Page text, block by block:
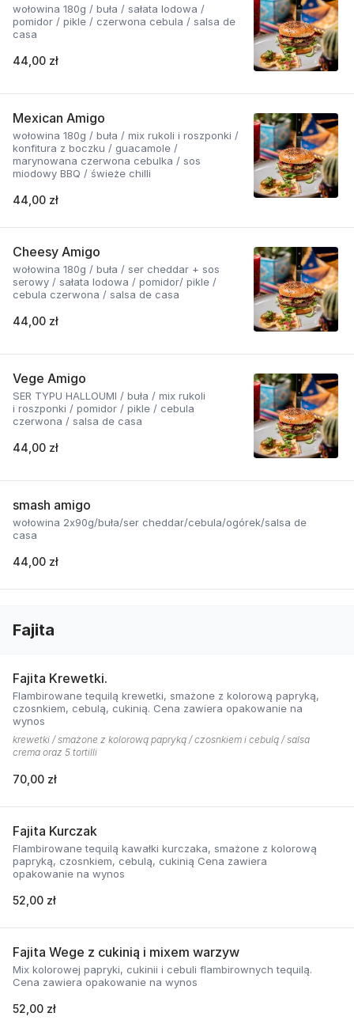
wołowina 180g / buła / sałata lodowa /
pomidor / pikle / czerwona cebula / salsa de
casa
44,00 zł
Mexican Amigo
wołowina 180g / buła / mix rukoli i roszponki /
konfitura z boczku / guacamole /
marynowana czerwona cebulka / sos
miodowy BBQ / świeże chilli
44,00 zł
Cheesy Amigo
wołowina 180g / buła / ser cheddar + sos
serowy / sałata lodowa / pomidor/ pikle /
cebula czerwona / salsa de casa
44,00 zł
Vege Amigo
SER TYPU HALLOUMI / buła / mix rukoli
i roszponki / pomidor / pikle / cebula
czerwona / salsa de casa
44,00 zł
smash amigo
wołowina 2x90g/buła/ser cheddar/cebula/ogórek/salsa de
casa
44,00 zł
Fajita
Fajita Krewetki.
Flambirowane tequilą krewetki, smażone z kolorową papryką,
czosnkiem, cebulą, cukinią. Cena zawiera opakowanie na
wynos
krewetki / smażone z kolorową papryką / czosnkiem i cebulą / salsa
crema oraz 5 tortilli
70,00 zł
Fajita Kurczak
Flambirowane tequilą kawałki kurczaka, smażone z kolorową
papryką, czosnkiem, cebulą, cukinią Cena zawiera
opakowanie na wynos
52,00 zł
Fajita Wege z cukinią i mixem warzyw
Mix kolorowej papryki, cukinii i cebuli flambirownych tequilą.
Cena zawiera opakowanie na wynos
52,00 zł